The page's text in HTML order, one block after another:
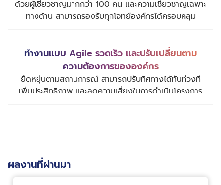
ด้วยผู้เชี่ยวชาญมากกว่า 100 คน และความเชี่ยวชาญเฉพาะ
ทางด้าน สามารถรองรับทุกโจทย์องค์กรได้ครอบคลุม
ทำงานแบบ Agile รวดเร็ว และปรับเปลี่ยนตาม
ความต้องการขององค์กร
ยืดหยุ่นตามสถานการณ์ สามารถปรับทิศทางได้ทันท่วงที
เพิ่มประสิทธิภาพ และลดความเสี่ยงในการดำเนินโครงการ
ผลงานที่ผ่านมา